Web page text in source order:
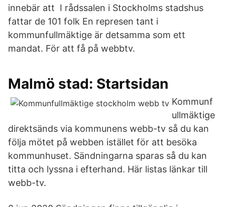
innebär att I rådssalen i Stockholms stadshus
fattar de 101 folk En represen tant i
kommunfullmäktige är detsamma som ett
mandat. För att få på webbtv.
Malmö stad: Startsidan
Kommunf
ullmäktige
direktsänds via kommunens webb-tv så du kan
följa mötet på webben istället för att besöka
kommunhuset. Sändningarna sparas så du kan
titta och lyssna i efterhand. Här listas länkar till
webb-tv.